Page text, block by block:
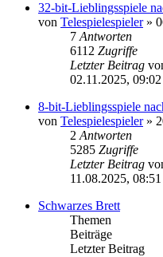
32-bit-Lieblingsspiele
von Telespielespieler»
7 Antworten
6112 Zugriffe
Letzter Beitrag
02.11.2025, 09:02
8-bit-Lieblingsspiele
von Telespielespieler»
2 Antworten
5285 Zugriffe
Letzter Beitrag
11.08.2025, 08:51
Schwarzes Brett
Themen
Beiträge
Letzter Beitrag